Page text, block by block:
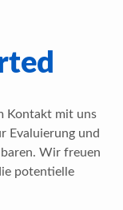
Kontakt mit uns
Evaluierung und
Wir freuen
potentielle